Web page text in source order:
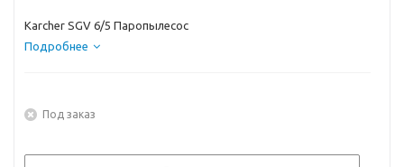
Karcher SGV 6/5 Паропылесоc
Подробнее
Под заказ